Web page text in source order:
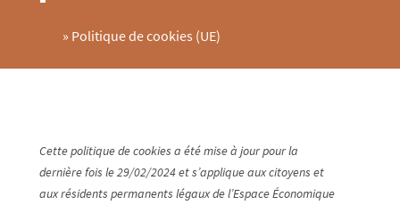
» Politique de cookies (UE)
Cette politique de cookies a été mise à jour pour la
dernière fois le 29/02/2024 et s’applique aux citoyens et
aux résidents permanents légaux de l’Espace Économique